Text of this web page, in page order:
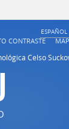
ESPAÑOL
CONTRASTE
Celso